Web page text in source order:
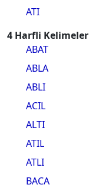
ATI
4 Harfli Kelimeler
ABAT
ABLA
ABLI
ACIL
ALTI
ATIL
ATLI
BACA